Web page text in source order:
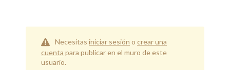
Necesitas iniciar sesión o crear una
cuenta para publicar en el muro de este
usuario.